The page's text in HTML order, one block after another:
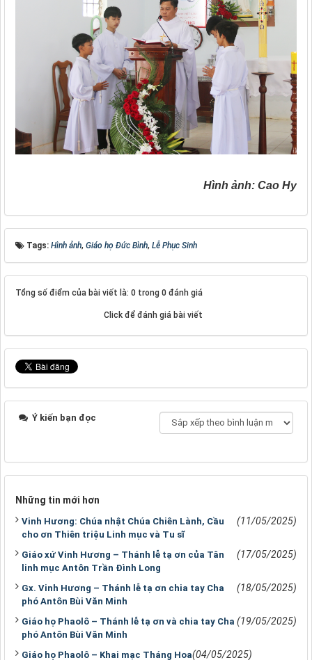
Hình ảnh: Cao Hy
Tags: Hình ảnh, Giáo họ Đức Bình, Lễ Phục Sinh
Tổng số điểm của bài viết là: 0 trong 0 đánh giá
Click để đánh giá bài viết
Ý kiến bạn đọc
Những tin mới hơn
Vinh Hương: Chúa nhật Chúa Chiên Lành, Cầu
cho ơn Thiên triệu Linh mục và Tu sĩ
(11/05/2025)
Giáo xứ Vinh Hương – Thánh lễ tạ ơn của Tân
linh mục Antôn Trần Đình Long
(17/05/2025)
Gx. Vinh Hương – Thánh lễ tạ ơn chia tay Cha
phó Antôn Bùi Văn Minh
(18/05/2025)
Giáo họ Phaolô – Thánh lễ tạ ơn và chia tay Cha
phó Antôn Bùi Văn Minh
(19/05/2025)
Giáo họ Phaolô – Khai mạc Tháng Hoa(04/05/2025)